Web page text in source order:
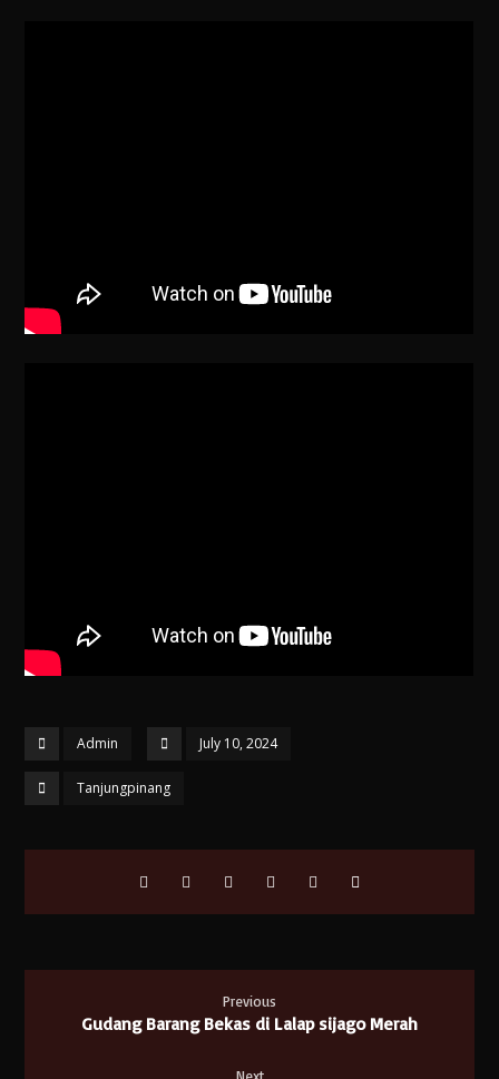
Admin July 10, 2024
Tanjungpinang
Previous
Gudang Barang Bekas di Lalap sijago Merah